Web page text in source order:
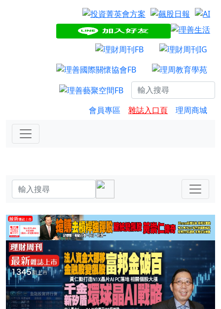
會員專區 雜誌入口頁 理周商城